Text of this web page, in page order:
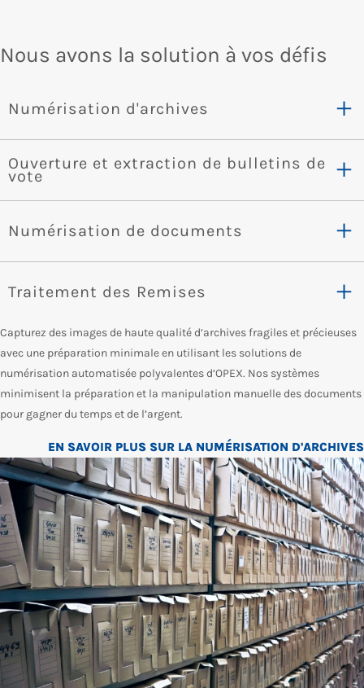
Nous avons la solution à vos défis
Numérisation d'archives
Ouverture et extraction de bulletins de
vote
Numérisation de documents
Traitement des Remises
Capturez des images de haute qualité d’archives fragiles et précieuses
avec une préparation minimale en utilisant les solutions de
numérisation automatisée polyvalentes d’OPEX. Nos systèmes
minimisent la préparation et la manipulation manuelle des documents
pour gagner du temps et de l’argent.
EN SAVOIR PLUS SUR LA NUMÉRISATION D'ARCHIVES